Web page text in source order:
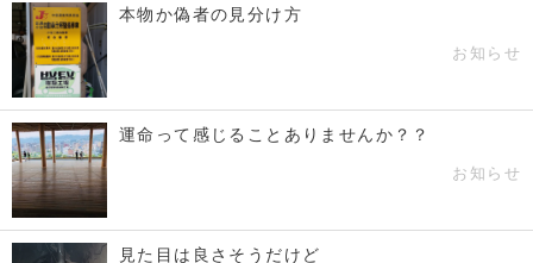
本物か偽者の見分け方
お知らせ
運命って感じることありませんか？？
お知らせ
見た目は良さそうだけど